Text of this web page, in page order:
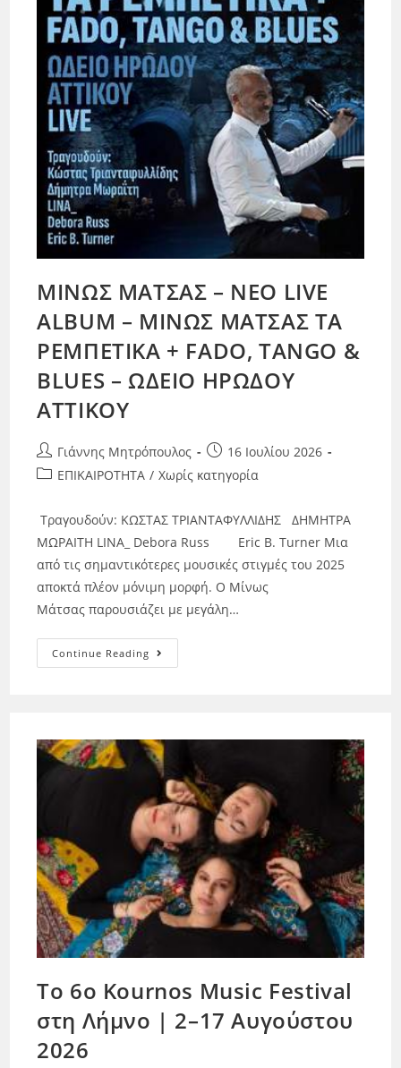
ΜΙΝΩΣ ΜΑΤΣΑΣ – NEO LIVE
ALBUM – ΜΙΝΩΣ ΜΑΤΣΑΣ ΤΑ
ΡΕΜΠΕΤΙΚΑ + FADO, TANGO &
BLUES – ΩΔΕΙΟ ΗΡΩΔΟΥ
ΑΤΤΙΚΟΥ
Γιάννης Μητρόπουλος
16 Ιουλίου 2026
ΕΠΙΚΑΙΡΟΤΗΤΑ / Χωρίς κατηγορία
Τραγουδούν: ΚΩΣΤΑΣ ΤΡΙΑΝΤΑΦΥΛΛΙΔΗΣ ΔΗΜΗΤΡΑ
ΜΩΡΑΙΤΗ LINA_ Debora Russ Eric B. Turner Μια
από τις σημαντικότερες μουσικές στιγμές του 2025
αποκτά πλέον μόνιμη μορφή. Ο Μίνως
Μάτσας παρουσιάζει με μεγάλη…
Continue Reading
Το 6ο Kournos Music Festival
στη Λήμνο | 2–17 Αυγούστου
2026